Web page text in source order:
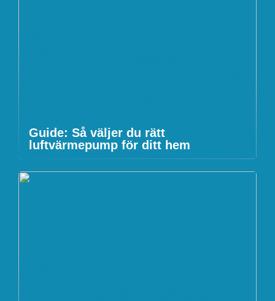
Guide: Så väljer du rätt
luftvärmepump för ditt hem